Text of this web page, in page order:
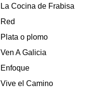
La Cocina de Frabisa
Red
Plata o plomo
Ven A Galicia
Enfoque
Vive el Camino